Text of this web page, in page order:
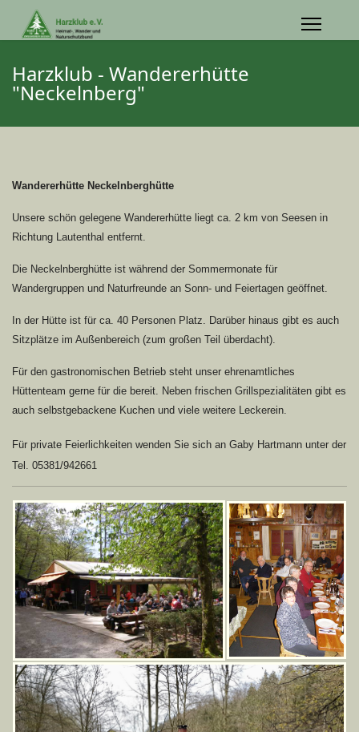
Harzklub - Wandererhütte
"Neckelnberg"
Wandererhütte Neckelnberghütte
Unsere schön gelegene Wandererhütte liegt ca. 2 km von Seesen in
Richtung Lautenthal entfernt.
Die Neckelnberghütte ist während der Sommermonate für
Wandergruppen und Naturfreunde an Sonn- und Feiertagen geöffnet.
In der Hütte ist für ca. 40 Personen Platz. Darüber hinaus gibt es auch
Sitzplätze im Außenbereich (zum großen Teil überdacht).
Für den gastronomischen Betrieb steht unser ehrenamtliches
Hüttenteam gerne für die bereit. Neben frischen Grillspezialitäten gibt es
auch selbstgebackene Kuchen und viele weitere Leckerein.
Für private Feierlichkeiten wenden Sie sich an Gaby Hartmann unter der
Tel. 05381/942661